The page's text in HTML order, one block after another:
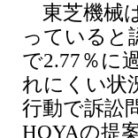
東芝機械
っていると
で2.77％に
れにくい状
行動で訴訟
HOYAの提